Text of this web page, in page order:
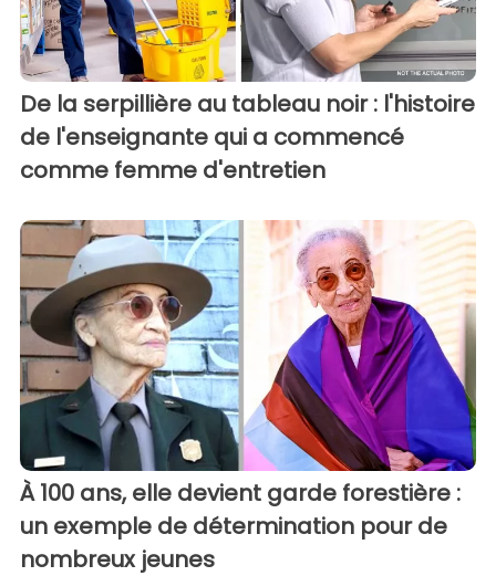
De la serpillière au tableau noir : l'histoire
de l'enseignante qui a commencé
comme femme d'entretien
À 100 ans, elle devient garde forestière :
un exemple de détermination pour de
nombreux jeunes